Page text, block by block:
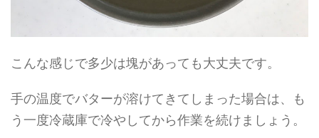
こんな感じで多少は塊があっても大丈夫です。
手の温度でバターが溶けてきてしまった場合は、も
う一度冷蔵庫で冷やしてから作業を続けましょう。